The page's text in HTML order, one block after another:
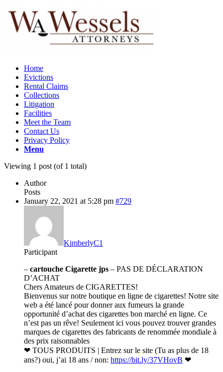
Home
Evictions
Rental Claims
Collections
Litigation
Facilities
Meet the Team
Contact Us
Privacy Policy
Menu
Viewing 1 post (of 1 total)
Author
Posts
January 22, 2021 at 5:28 pm #729
KimberlyC1
Participant
– cartouche Cigarette jps – PAS DE DÉCLARATION
D’ACHAT
Chers Amateurs de CIGARETTES!
Bienvenus sur notre boutique en ligne de cigarettes! Notre site
web a été lancé pour donner aux fumeurs la grande
opportunité d’achat des cigarettes bon marché en ligne. Ce
n’est pas un rêve! Seulement ici vous pouvez trouver grandes
marques de cigarettes des fabricants de renommée mondiale à
des prix raisonnables
❤ TOUS PRODUITS | Entrez sur le site (Tu as plus de 18
ans?) oui, j’ai 18 ans / non: https://bit.ly/37VHovB ❤